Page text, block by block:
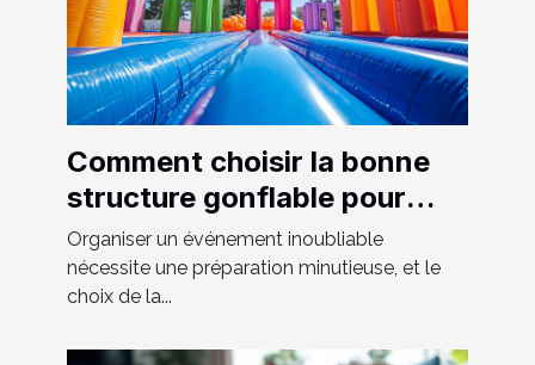
Comment choisir la bonne
structure gonflable pour
votre événement
Organiser un événement inoubliable
nécessite une préparation minutieuse, et le
choix de la...